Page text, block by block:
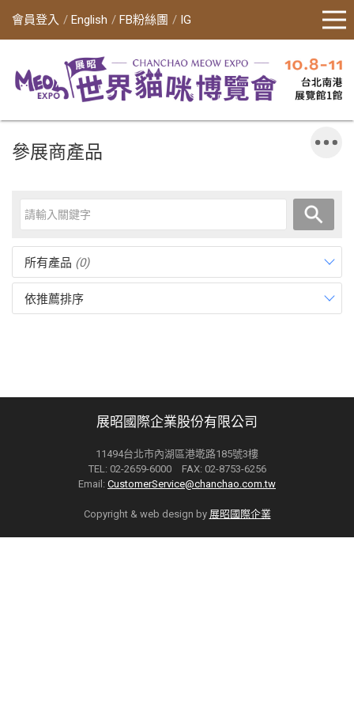
會員登入 English FB粉絲團 IG
參展商產品
所有產品 (0)
依推薦排序
展昭國際企業股份有限公司
11494台北市內湖區港墘路185號3樓
TEL: 02-2659-6000 FAX: 02-8753-6256
Email: CustomerService@chanchao.com.tw
Copyright & web design by 展昭國際企業